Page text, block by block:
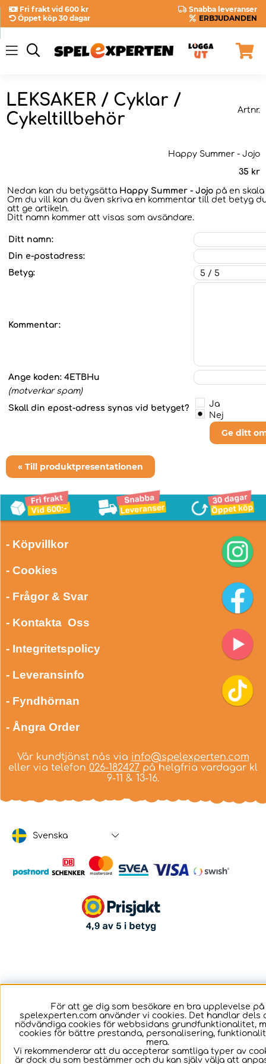
Fri frakt vid 600 kr
Snabba leveranser
Öppet köp 30 dagar
ERBJUDANDEN
LEKSAKER / Cyklar /
Cykeltillbehör
Artnr.
Happy Summer - Jojo
35 kr
Nedan kan du betygsätta Happy Summer - Jojo på en skala
Om du vill kan du även skriva en kommentar till det betyg
att ge artikeln.
Ditt namn kommer att visas som avsändare.
Ditt namn:
Din e-postadress:
Betyg:
Kommentar:
Ange koden: 4ETBHu
(motverkar spam)
Skall din epost-adress synas vid betyget?
Ja
Nej
Ge ditt
« Till produktpresentationen
- Köpvillkor
- Cookies
- Frågor & Svar
- Kontakta Oss
- Integritetspolicy
- Leveransinfo
- Fyndhörnan
- Ångra Order
Vår kundtjänst nås via info@spelexperten.com
eller via telefon 026-182427 på helgfria vardagar kl
9-11 & 13-16.
Svenska
För att ge dig som besökare en bra upplevelse på
spelexperten.com använder vi cookies. Det handlar dels
nödvändiga cookies för webbsidans grundfunktionalitet,
cookies för bättre prestanda, personalisering,
mera.
Vi rekommenderar att du accepterar samtliga typer av
är dock du som bestämmer och du kan själv välja att